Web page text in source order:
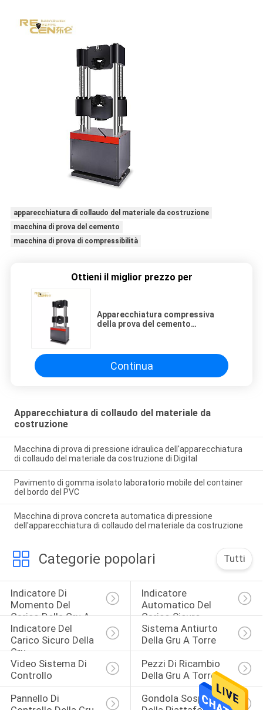
apparecchiatura di collaudo del materiale da costruzione
macchina di prova del cemento
macchina di prova di compressibilità
Ottieni il miglior prezzo per
Apparecchiatura compressiva
della prova del cemento
Digital
Continua
Apparecchiatura di collaudo del materiale da
costruzione
Macchina di prova di pressione idraulica dell'apparecchiatura
di collaudo del materiale da costruzione di Digital
Pavimento di gomma isolato laboratorio mobile del container
del bordo del PVC
Macchina di prova concreta automatica di pressione
dell'apparecchiatura di collaudo del materiale da costruzione
Categorie popolari Tutti
Indicatore Di
Momento Del
Carico Della Gru A
Torre
Indicatore
Automatico Del
Carico Sicuro
Indicatore Del
Carico Sicuro Della
Gru
Sistema Antiurto
Della Gru A Torre
Video Sistema Di
Controllo
Pezzi Di Ricambio
Della Gru A Torre
Pannello Di
Gondola Sospesa